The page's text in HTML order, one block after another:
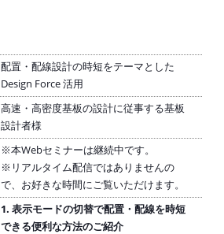
配置・配線設計の時短をテーマとした
Design Force 活用
高速・高密度基板の設計に従事する基板
設計者様
※本Webセミナーは継続中です。
※リアルタイム配信ではありませんの
で、お好きな時間にご覧いただけます。
1. 表示モードの切替で配置・配線を時短
できる便利な方法のご紹介